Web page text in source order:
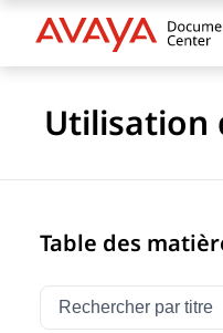
Utilisation
Table des
Filtrer la navigation
Saisissez pour